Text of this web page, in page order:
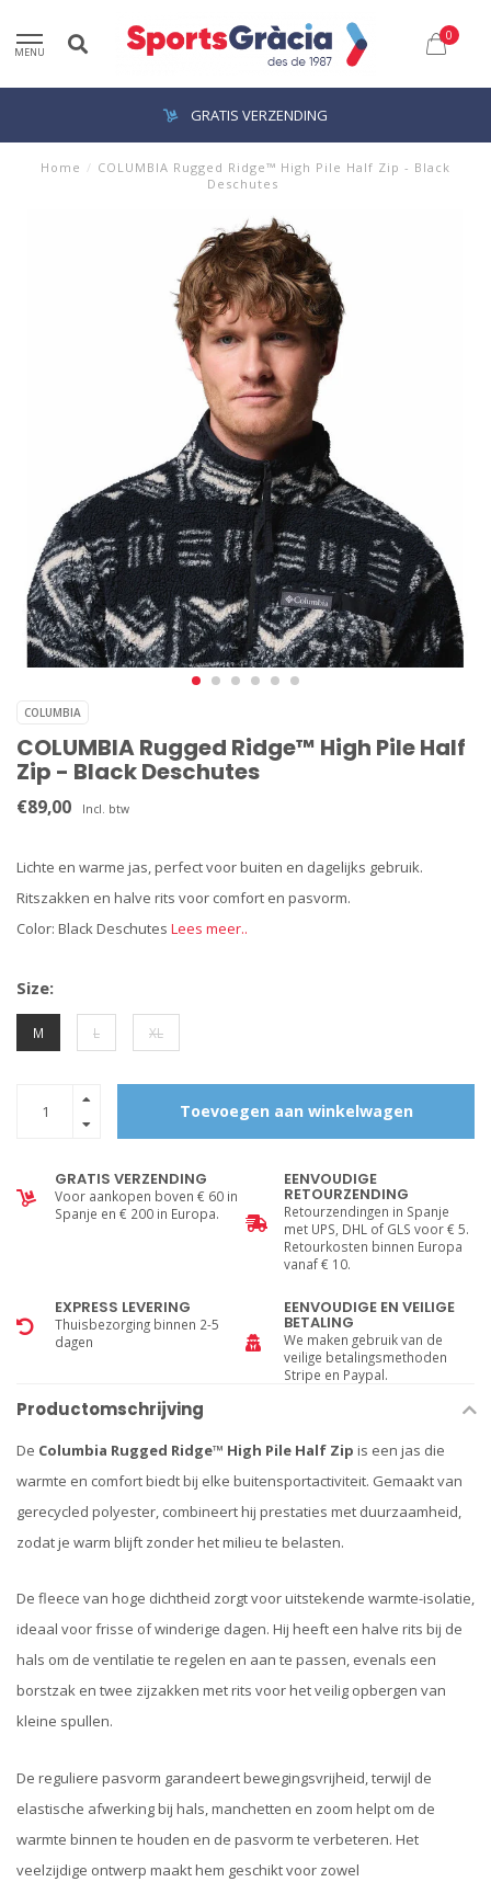
MENU
0
GRATIS VERZENDING
Home / COLUMBIA Rugged Ridge™ High Pile Half Zip - Black
Deschutes
COLUMBIA
COLUMBIA Rugged Ridge™ High Pile Half
Zip - Black Deschutes
€89,00 Incl. btw
Lichte en warme jas, perfect voor buiten en dagelijks gebruik.
Ritszakken en halve rits voor comfort en pasvorm.
Color: Black Deschutes Lees meer..
Size:
M L XL
Toevoegen aan winkelwagen
GRATIS VERZENDING
Voor aankopen boven € 60 in
Spanje en € 200 in Europa.
EENVOUDIGE
RETOURZENDING
Retourzendingen in Spanje
met UPS, DHL of GLS voor € 5.
Retourkosten binnen Europa
vanaf € 10.
EXPRESS LEVERING
Thuisbezorging binnen 2-5
dagen
EENVOUDIGE EN VEILIGE
BETALING
We maken gebruik van de
veilige betalingsmethoden
Stripe en Paypal.
Productomschrijving
De Columbia Rugged Ridge™ High Pile Half Zip is een jas die
warmte en comfort biedt bij elke buitensportactiviteit. Gemaakt van
gerecycled polyester, combineert hij prestaties met duurzaamheid,
zodat je warm blijft zonder het milieu te belasten.
De fleece van hoge dichtheid zorgt voor uitstekende warmte-isolatie,
ideaal voor frisse of winderige dagen. Hij heeft een halve rits bij de
hals om de ventilatie te regelen en aan te passen, evenals een
borstzak en twee zijzakken met rits voor het veilig opbergen van
kleine spullen.
De reguliere pasvorm garandeert bewegingsvrijheid, terwijl de
elastische afwerking bij hals, manchetten en zoom helpt om de
warmte binnen te houden en de pasvorm te verbeteren. Het
veelzijdige ontwerp maakt hem geschikt voor zowel